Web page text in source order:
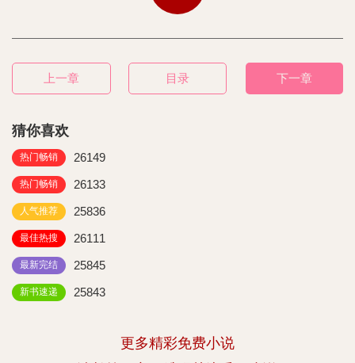
上一章 目录 下一章
猜你喜欢
热门畅销 26149
热门畅销 26133
人气推荐 25836
最佳热搜 26111
最新完结 25845
新书速递 25843
更多精彩免费小说